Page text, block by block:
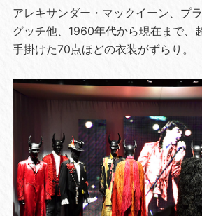
アレキサンダー・マックイーン、プ
グッチ他、1960年代から現在まで、
手掛けた70点ほどの衣装がずらり。